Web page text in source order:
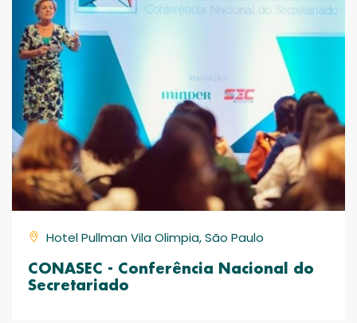
Hotel Pullman Vila Olimpia, São Paulo
CONASEC - Conferência Nacional do
Secretariado